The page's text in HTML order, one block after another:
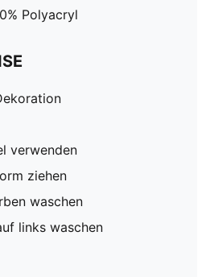
Polyacryl
verwenden
ziehen
waschen
links waschen